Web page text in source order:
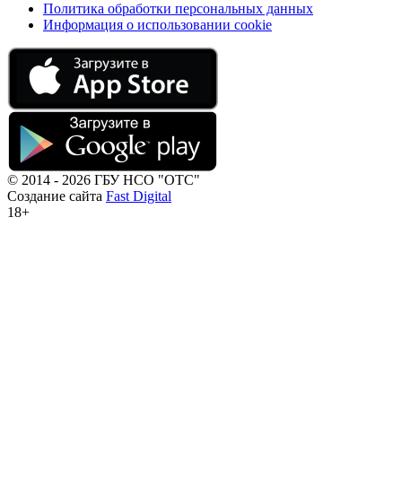
Политика обработки персональных данных
Информация о использовании cookie
© 2014 - 2026 ГБУ НСО "ОТС"
Создание сайта Fast Digital
18+